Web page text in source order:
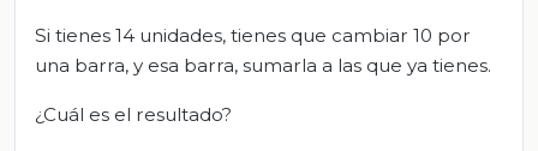
Si tienes 14 unidades, tienes que cambiar 10 por
una barra, y esa barra, sumarla a las que ya tienes.
¿Cuál es el resultado?